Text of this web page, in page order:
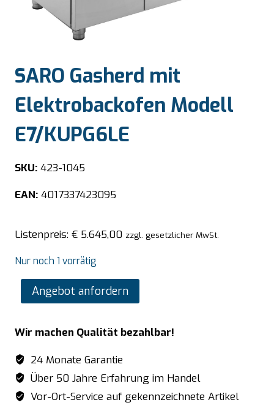
SARO Gasherd mit
Elektrobackofen Modell
E7/KUPG6LE
SKU: 423-1045
EAN: 4017337423095
Listenpreis: € 5.645,00 zzgl. gesetzlicher MwSt.
Nur noch 1 vorrätig
SARO
Gasherd
Elektrobackofen
Modell
E7/KUPG6LE
Menge
Angebot anfordern
Wir machen Qualität bezahlbar!
24 Monate Garantie
Über 50 Jahre Erfahrung im Handel
Vor-Ort-Service auf gekennzeichnete Artikel